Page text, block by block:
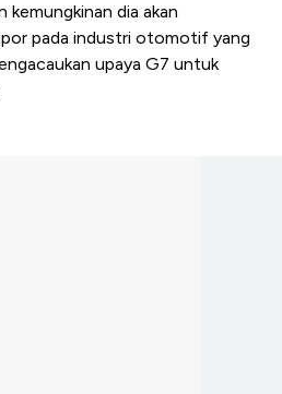
kemungkinan dia akan
pada industri otomotif yang
upaya G7 untuk